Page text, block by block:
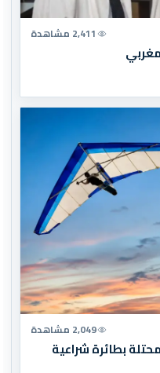
2,411 مشاهدة
2,049 مشاهدة
بطائرة شراعية